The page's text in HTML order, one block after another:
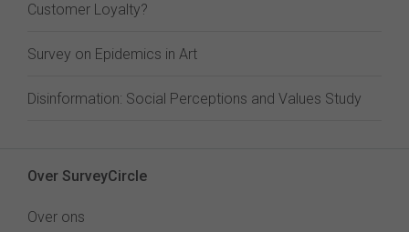
Customer Loyalty?
Survey on Epidemics in Art
Disinformation: Social Perceptions and Values Study
Over SurveyCircle
Over ons